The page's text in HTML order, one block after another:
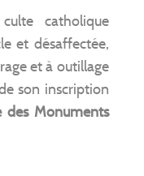
catholique
et désaffectée,
et à outillage
son inscription
des Monuments